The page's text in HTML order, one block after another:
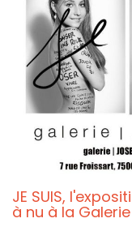
JE SUIS,
à nu à la